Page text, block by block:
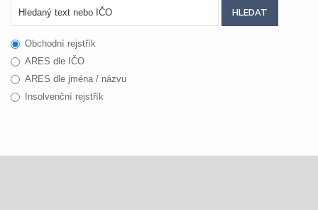
Obchodní rejstřík
ARES dle IČO
ARES dle jména / názvu
Insolvenční rejstřík